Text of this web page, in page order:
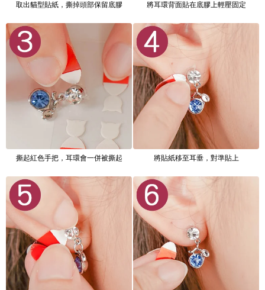
取出貓型貼紙，撕掉頭部保留底膠 將耳環背面貼在底膠上輕壓固定
撕起紅色手把，耳環會一併被撕起 將貼紙移至耳垂，對準貼上